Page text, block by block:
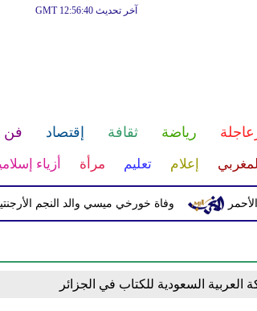
آخر تحديث GMT 12:56:40
رياضة ثقافة إقتصاد فن
إعلام تعليم مرأة أزياء
وفاة خورخي ميسي والد النجم
السعودية للكتاب في الجزائر